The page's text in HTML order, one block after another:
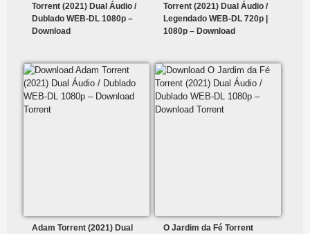
Torrent (2021) Dual Áudio /
Dublado WEB-DL 1080p –
Download
Torrent (2021) Dual Áudio /
Legendado WEB-DL 720p |
1080p – Download
Adam Torrent (2021) Dual
O Jardim da Fé Torrent